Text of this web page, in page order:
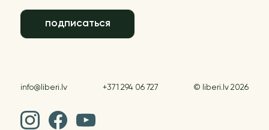
подписаться
info@liberi.lv +371 294 06 727 © liberi.lv 2026